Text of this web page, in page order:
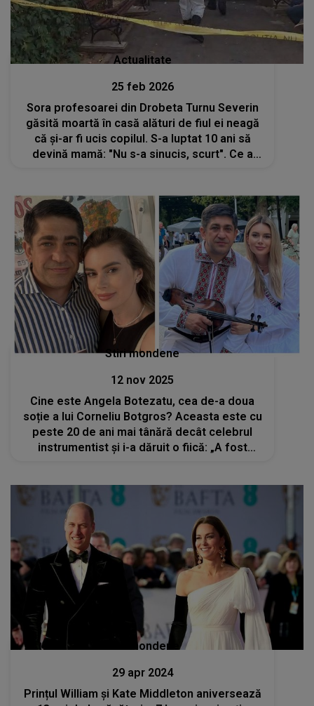
Actualitate
25 feb 2026
Sora profesoarei din Drobeta Turnu Severin
găsită moartă în casă alături de fiul ei neagă
că și-ar fi ucis copilul. S-a luptat 10 ani să
devină mamă: "Nu s-a sinucis, scurt". Ce a
Stiri mondene
12 nov 2025
Cine este Angela Botezatu, cea de-a doua
soție a lui Corneliu Botgros? Aceasta este cu
peste 20 de ani mai tânără decât celebrul
instrumentist și i-a dăruit o fiică: „A fost
Stiri mondene
29 apr 2024
Prințul William și Kate Middleton aniversează